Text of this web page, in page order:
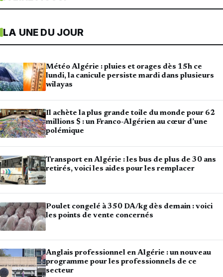
LA UNE DU JOUR
Météo Algérie : pluies et orages dès 15h ce
lundi, la canicule persiste mardi dans plusieurs
wilayas
Il achète la plus grande toile du monde pour 62
millions $ : un Franco-Algérien au cœur d’une
polémique
Transport en Algérie : les bus de plus de 30 ans
retirés, voici les aides pour les remplacer
Poulet congelé à 350 DA/kg dès demain : voici
les points de vente concernés
Anglais professionnel en Algérie : un nouveau
programme pour les professionnels de ce
secteur